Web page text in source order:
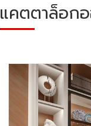
แคตตาล็อก